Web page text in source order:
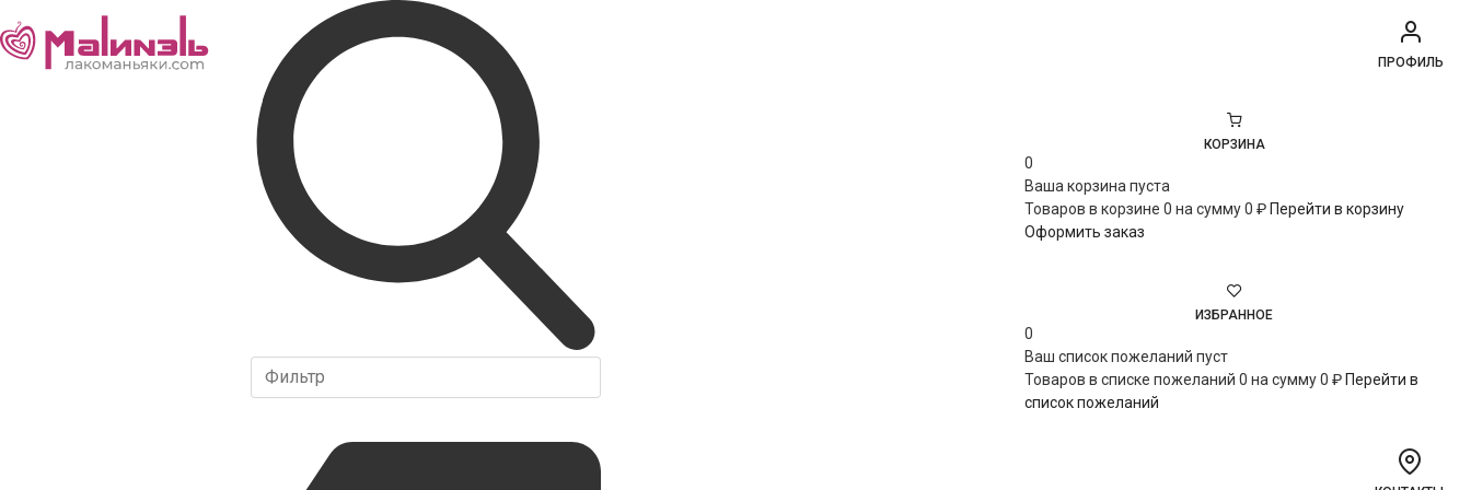
ПРОФИЛЬ
КОРЗИНА
0
Ваша корзина пуста
Товаров в корзине 0 на сумму0 ₽ Перейти в корзину
Оформить заказ
ИЗБРАННОЕ
0
Ваш список пожеланий пуст
Товаров в списке пожеланий 0 на сумму0 ₽ Перейти в
список пожеланий